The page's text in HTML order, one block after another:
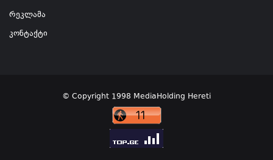
რეკლამა
კონტაქტი
© Copyright 1998 MediaHolding Hereti